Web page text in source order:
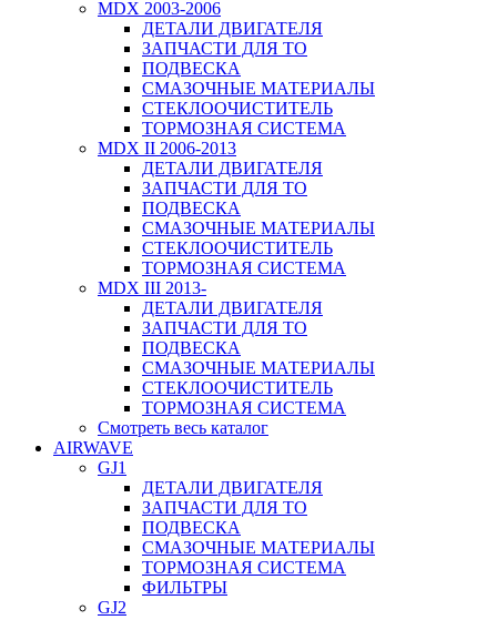
MDX 2003-2006
ДЕТАЛИ ДВИГАТЕЛЯ
ЗАПЧАСТИ ДЛЯ ТО
ПОДВЕСКА
СМАЗОЧНЫЕ МАТЕРИАЛЫ
СТЕКЛООЧИСТИТЕЛЬ
ТОРМОЗНАЯ СИСТЕМА
MDX II 2006-2013
ДЕТАЛИ ДВИГАТЕЛЯ
ЗАПЧАСТИ ДЛЯ ТО
ПОДВЕСКА
СМАЗОЧНЫЕ МАТЕРИАЛЫ
СТЕКЛООЧИСТИТЕЛЬ
ТОРМОЗНАЯ СИСТЕМА
MDX III 2013-
ДЕТАЛИ ДВИГАТЕЛЯ
ЗАПЧАСТИ ДЛЯ ТО
ПОДВЕСКА
СМАЗОЧНЫЕ МАТЕРИАЛЫ
СТЕКЛООЧИСТИТЕЛЬ
ТОРМОЗНАЯ СИСТЕМА
Смотреть весь каталог
AIRWAVE
GJ1
ДЕТАЛИ ДВИГАТЕЛЯ
ЗАПЧАСТИ ДЛЯ ТО
ПОДВЕСКА
СМАЗОЧНЫЕ МАТЕРИАЛЫ
ТОРМОЗНАЯ СИСТЕМА
ФИЛЬТРЫ
GJ2